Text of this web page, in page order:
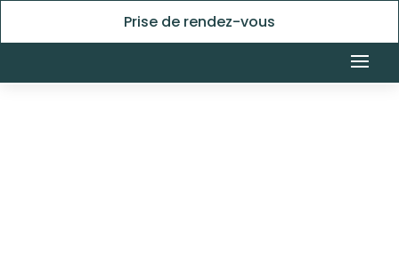
Prise de rendez-vous